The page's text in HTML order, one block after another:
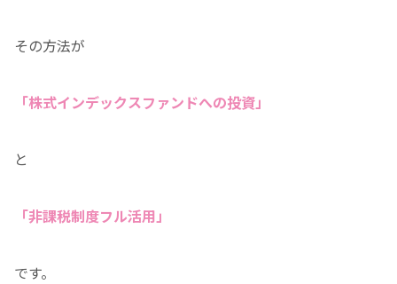
その方法が
「株式インデックスファンドへの投資」
と
「非課税制度フル活用」
です。